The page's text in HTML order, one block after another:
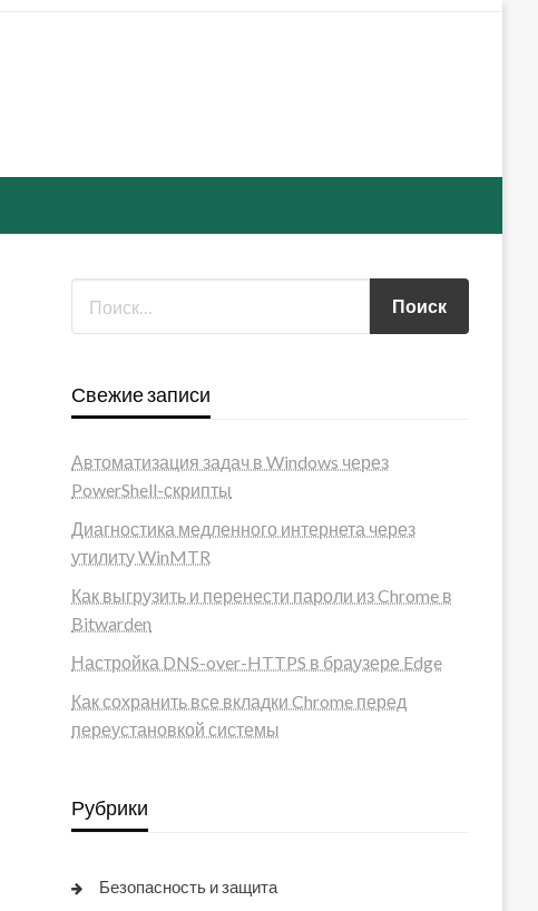
Свежие записи
Автоматизация задач в Windows через
PowerShell-скрипты
Диагностика медленного интернета через
утилиту WinMTR
Как выгрузить и перенести пароли из Chrome в
Bitwarden
Настройка DNS-over-HTTPS в браузере Edge
Как сохранить все вкладки Chrome перед
переустановкой системы
Рубрики
Безопасность и защита